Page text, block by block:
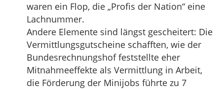
waren ein Flop, die „Profis der Nation“ eine
Lachnummer.
Andere Elemente sind längst gescheitert: Die
Vermittlungsgutscheine schafften, wie der
Bundesrechnungshof feststellte eher
Mitnahmeeffekte als Vermittlung in Arbeit,
die Förderung der Minijobs führte zu 7